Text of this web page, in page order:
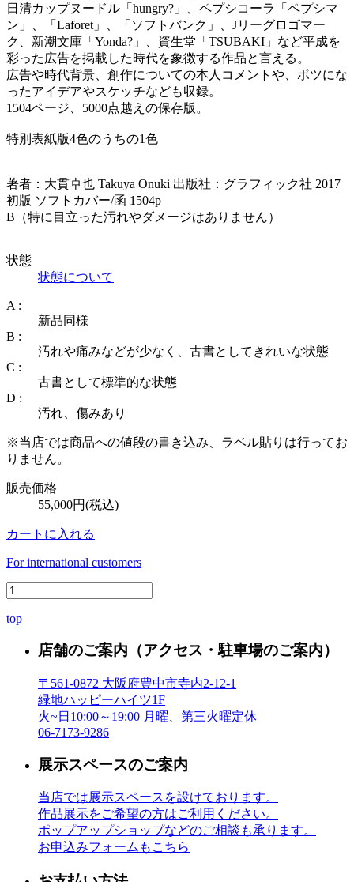
日清カップヌードル「hungry?」、ペプシコーラ「ペプシマ
ン」、「Laforet」、「ソフトバンク」、Jリーグロゴマー
ク、新潮文庫「Yonda?」、資生堂「TSUBAKI」など平成を
彩った広告を掲載した時代を象徴する作品と言える。
広告や時代背景、創作についての本人コメントや、ボツにな
ったアイデアやスケッチなども収録。
1504ページ、5000点越えの保存版。
特別表紙版4色のうちの1色
著者：大貫卓也 Takuya Onuki 出版社：グラフィック社 2017
初版 ソフトカバー/函 1504p
B（特に目立った汚れやダメージはありません）
状態
状態について
A :
新品同様
B :
汚れや痛みなどが少なく、古書としてきれいな状態
C :
古書として標準的な状態
D :
汚れ、傷みあり
※当店では商品への値段の書き込み、ラベル貼りは行ってお
りません。
販売価格
55,000円(税込)
カートに入れる
For international customers
top
店舗のご案内 （アクセス・駐車場のご案内）
〒561-0872 大阪府豊中市寺内2-12-1
緑地ハッピーハイツ1F
火~日10:00～19:00 月曜、第三火曜定休
06-7173-9286
展示スペースのご案内
当店では展示スペースを設けております。
作品展示をご希望の方はご利用ください。
ポップアップショップなどのご相談も承ります。
お申込みフォームもこちら